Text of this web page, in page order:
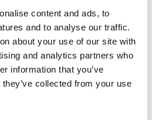
content and ads, to
and to analyse our traffic.
about your use of our site with
and analytics partners who
information that you’ve
collected from your use
nokta işaretleri bulunur.
Mirka'nın devrim niteliğindeki net
elle zımparalama için özel olarak
cırtlı zımparalarla da
yapmak için takozun
bağlanması yeterlidir.